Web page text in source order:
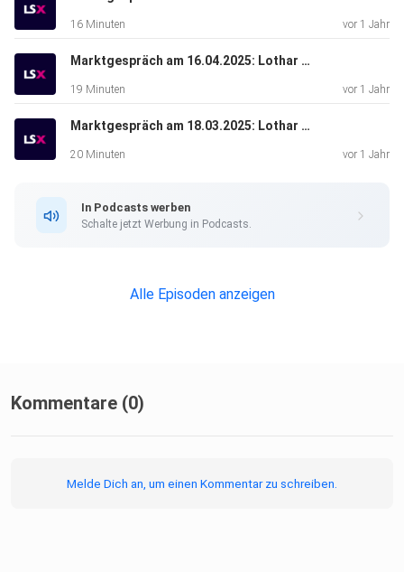
16 Minuten vor 1 Jahr
Marktgespräch am 16.04.2025: Lothar Albert & Michael Flender
19 Minuten vor 1 Jahr
Marktgespräch am 18.03.2025: Lothar Albert & Valentin Schelbert
20 Minuten vor 1 Jahr
In Podcasts werben
Schalte jetzt Werbung in Podcasts.
Alle Episoden anzeigen
Kommentare (0)
Melde Dich an, um einen Kommentar zu schreiben.